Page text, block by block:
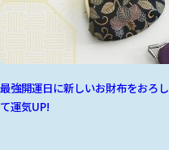
最強開運日に新しいお財布をおろし
て運気UP!